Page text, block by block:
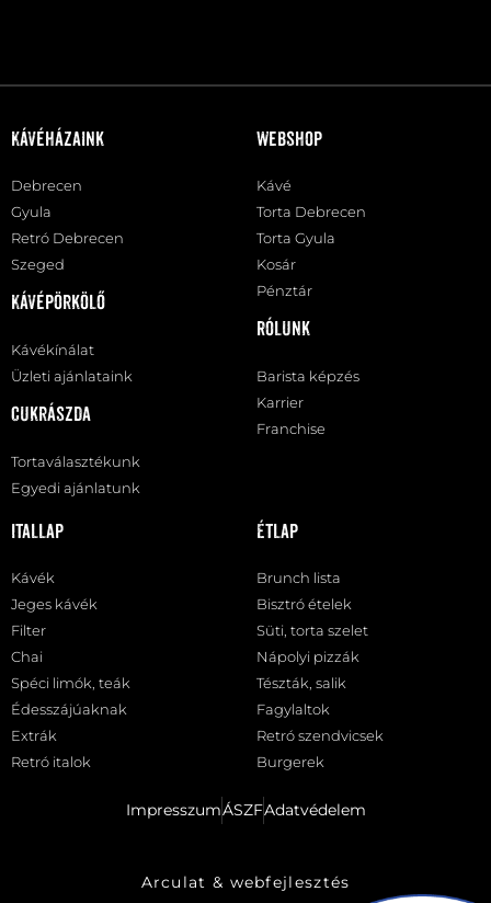
Kávéházaink
Debrecen
Gyula
Retró Debrecen
Szeged
Kávépörkölő
Kávékínálat
Üzleti ajánlataink
Cukrászda
Tortaválasztékunk
Egyedi ajánlatunk
Webshop
Kávé
Torta Debrecen
Torta Gyula
Kosár
Pénztár
Rólunk
Barista képzés
Karrier
Franchise
Itallap
Kávék
Jeges kávék
Filter
Chai
Spéci limók, teák
Édesszájúaknak
Extrák
Retró italok
Étlap
Brunch lista
Bisztró ételek
Süti, torta szelet
Nápolyi pizzák
Tészták, salik
Fagylaltok
Retró szendvicsek
Burgerek
ImpresszumÁSZFAdatvédelem
Arculat & webfejlesztés